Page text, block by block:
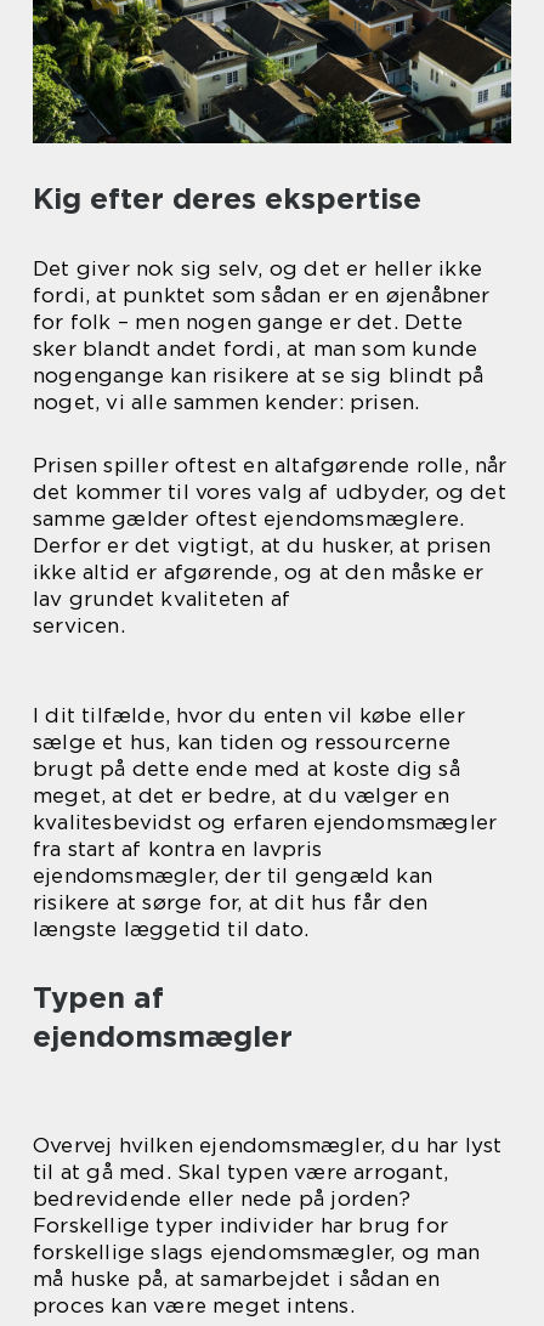
Kig efter deres ekspertise
Det giver nok sig selv, og det er heller ikke
fordi, at punktet som sådan er en øjenåbner
for folk – men nogen gange er det. Dette
sker blandt andet fordi, at man som kunde
nogengange kan risikere at se sig blindt på
noget, vi alle sammen kender: prisen.
Prisen spiller oftest en altafgørende rolle, når
det kommer til vores valg af udbyder, og det
samme gælder oftest ejendomsmæglere.
Derfor er det vigtigt, at du husker, at prisen
ikke altid er afgørende, og at den måske er
lav grundet kvaliteten af
servicen.
I dit tilfælde, hvor du enten vil købe eller
sælge et hus, kan tiden og ressourcerne
brugt på dette ende med at koste dig så
meget, at det er bedre, at du vælger en
kvalitesbevidst og erfaren ejendomsmægler
fra start af kontra en lavpris
ejendomsmægler, der til gengæld kan
risikere at sørge for, at dit hus får den
længste læggetid til dato.
Typen af
ejendomsmægler
Overvej hvilken ejendomsmægler, du har lyst
til at gå med. Skal typen være arrogant,
bedrevidende eller nede på jorden?
Forskellige typer individer har brug for
forskellige slags ejendomsmægler, og man
må huske på, at samarbejdet i sådan en
proces kan være meget intens.